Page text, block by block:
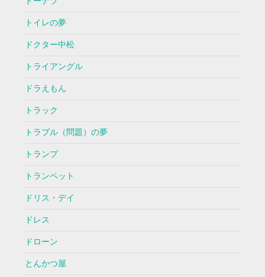
トイレの夢
ドクター中松
トライアングル
ドラえもん
トラック
トラブル（問題）の夢
トランプ
トランペット
ドリス・デイ
ドレス
ドローン
とんかつ屋